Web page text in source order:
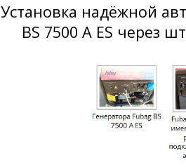
Установка надёжной
BS 7500 A ES через